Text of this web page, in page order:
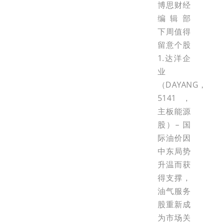
博思财经
编辑部
下周值得
留意个股
1.达洋企
业
（DAYANG，
5141，
主板能源
股）– 国
际油价因
中东局势
升温而获
得支撑，
油气服务
股重新成
为市场关